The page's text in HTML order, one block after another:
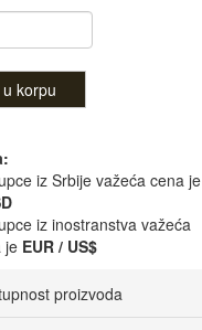
korpu
iz Srbije važeća cena je
iz inostranstva važeća
je EUR / US$
proizvoda